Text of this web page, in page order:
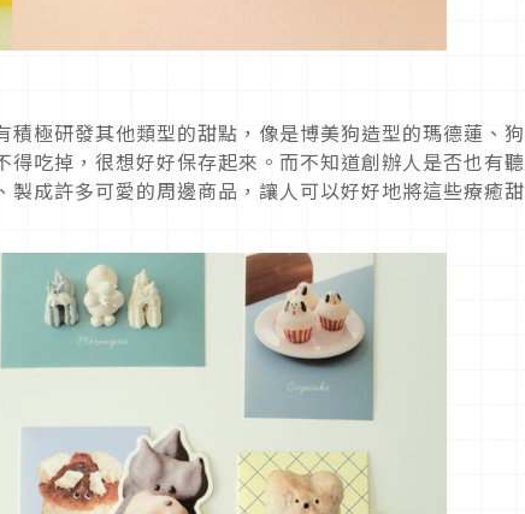
極研發其他類型的甜點，像是博美狗造型的瑪德蓮、狗
吃掉，很想好好保存起來。而不知道創辦人是否也有聽
成許多可愛的周邊商品，讓人可以好好地將這些療癒甜